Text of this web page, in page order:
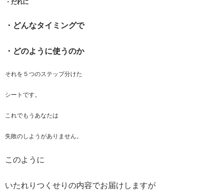
・だれに
・どんなタイミングで
・どのように使うのか
それを５つのステップ分けた
シートです。
これでもうあなたは
失敗のしようがありません。
このように
いたれりつくせりの内容でお届けしますが